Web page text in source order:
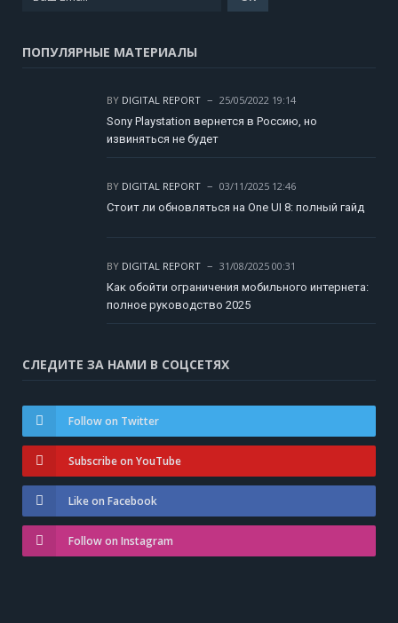
ПОПУЛЯРНЫЕ МАТЕРИАЛЫ
BY DIGITAL REPORT
25/05/2022 19:14
Sony Playstation вернется в Россию, но
извиняться не будет
BY DIGITAL REPORT
03/11/2025 12:46
Стоит ли обновляться на One UI 8: полный гайд
BY DIGITAL REPORT
31/08/2025 00:31
Как обойти ограничения мобильного интернета:
полное руководство 2025
СЛЕДИТЕ ЗА НАМИ В СОЦСЕТЯХ
Follow on Twitter
Subscribe on YouTube
Like on Facebook
Follow on Instagram